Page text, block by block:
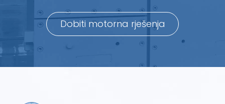
Dobiti motorna rješenja